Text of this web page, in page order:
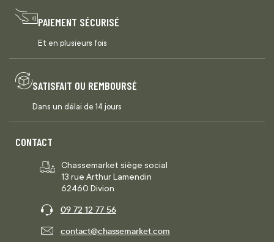
PAIEMENT SÉCURISÉ
Et en plusieurs fois
SATISFAIT OU REMBOURSÉ
Dans un délai de 14 jours
CONTACT
Chassemarket siège social
13 rue Arthur Lamendin
62460 Divion
09 72 12 77 56
contact@chassemarket.com